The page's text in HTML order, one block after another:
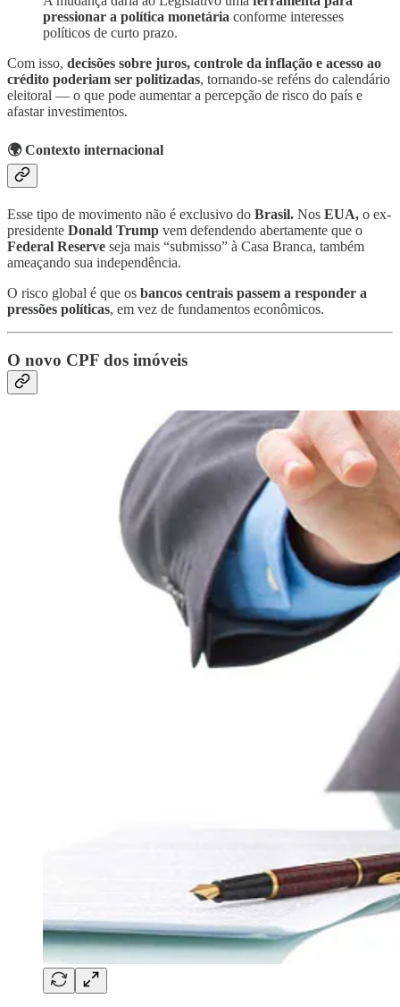
pressionar a política monetária conforme interesses
políticos de curto prazo.
Com isso, decisões sobre juros, controle da inflação e acesso ao
crédito poderiam ser politizadas, tornando-se reféns do calendário
eleitoral — o que pode aumentar a percepção de risco do país e
afastar investimentos.
🌍 Contexto internacional
Esse tipo de movimento não é exclusivo do Brasil. Nos EUA, o ex-
presidente Donald Trump vem defendendo abertamente que o
Federal Reserve seja mais “submisso” à Casa Branca, também
ameaçando sua independência.
O risco global é que os bancos centrais passem a responder a
pressões políticas, em vez de fundamentos econômicos.
O novo CPF dos imóveis